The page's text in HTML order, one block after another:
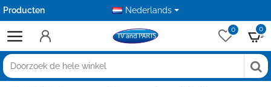
Producten Nederlands
0 0
Doorzoek